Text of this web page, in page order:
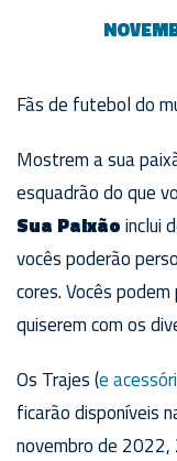
Fãs de futebol do
Mostrem a sua
esquadrão do que
Sua Paixãoinclui
vocês poderão
cores. Vocês
quiserem com os
Os Trajes (e
ficarão disponíveis
novembro de 2022,